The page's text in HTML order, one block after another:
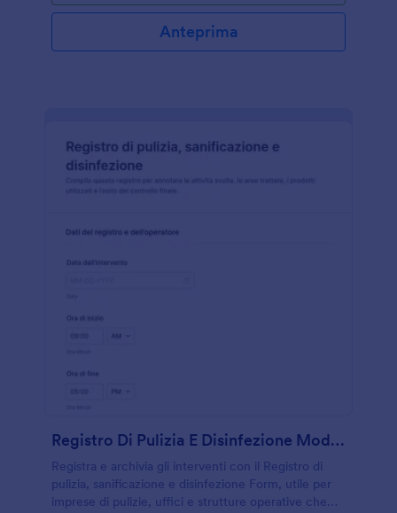
Anteprima
Registro Di Pulizia E Disinfezione Modulo
Registra e archivia gli interventi con il Registro di
pulizia, sanificazione e disinfezione Form, utile per
imprese di pulizie, uffici e strutture operative che